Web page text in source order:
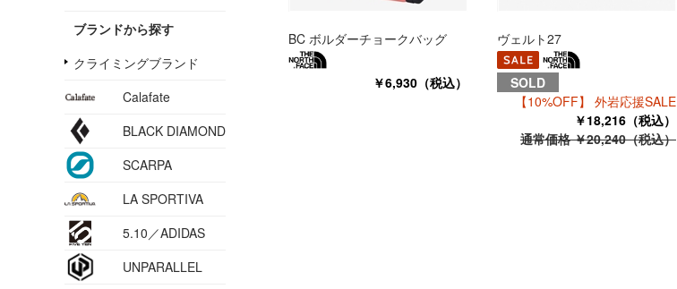
ブランドから探す
クライミングブランド
Calafate
BLACK DIAMOND
SCARPA
LA SPORTIVA
5.10／ADIDAS
UNPARALLEL
BC ボルダーチョークバッグ
￥6,930（税込）
ヴェルト27
SOLD
【10%OFF】 外岩応援SALE
￥18,216（税込）
通常価格 ￥20,240（税込）